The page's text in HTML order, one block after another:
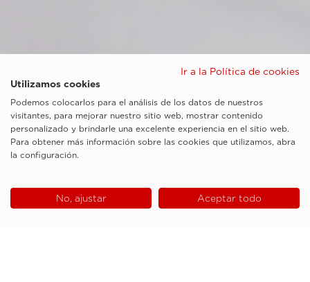
Ir a la Política de cookies
Utilizamos cookies
Podemos colocarlos para el análisis de los datos de nuestros
visitantes, para mejorar nuestro sitio web, mostrar contenido
personalizado y brindarle una excelente experiencia en el sitio web.
Para obtener más información sobre las cookies que utilizamos, abra
la configuración.
No, ajustar Aceptar todo